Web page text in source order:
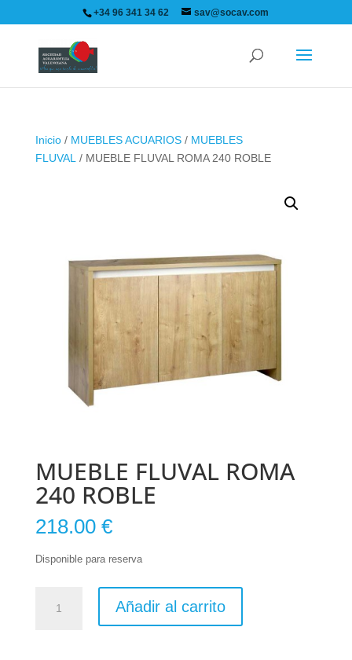
+34 96 341 34 62 sav@socav.com
Inicio/ MUEBLES ACUARIOS/ MUEBLES
FLUVAL / MUEBLE FLUVAL ROMA 240 ROBLE
MUEBLE FLUVAL ROMA
240 ROBLE
218.00 €
Disponible para reserva
FLUVAL
Añadir al carrito